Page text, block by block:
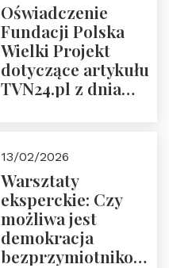
Oświadczenie
Fundacji Polska
Wielki Projekt
dotyczące artykułu
TVN24.pl z dnia
13/02/2026
Warsztaty
eksperckie: Czy
możliwa jest
demokracja
bezprzymiotnikowa?